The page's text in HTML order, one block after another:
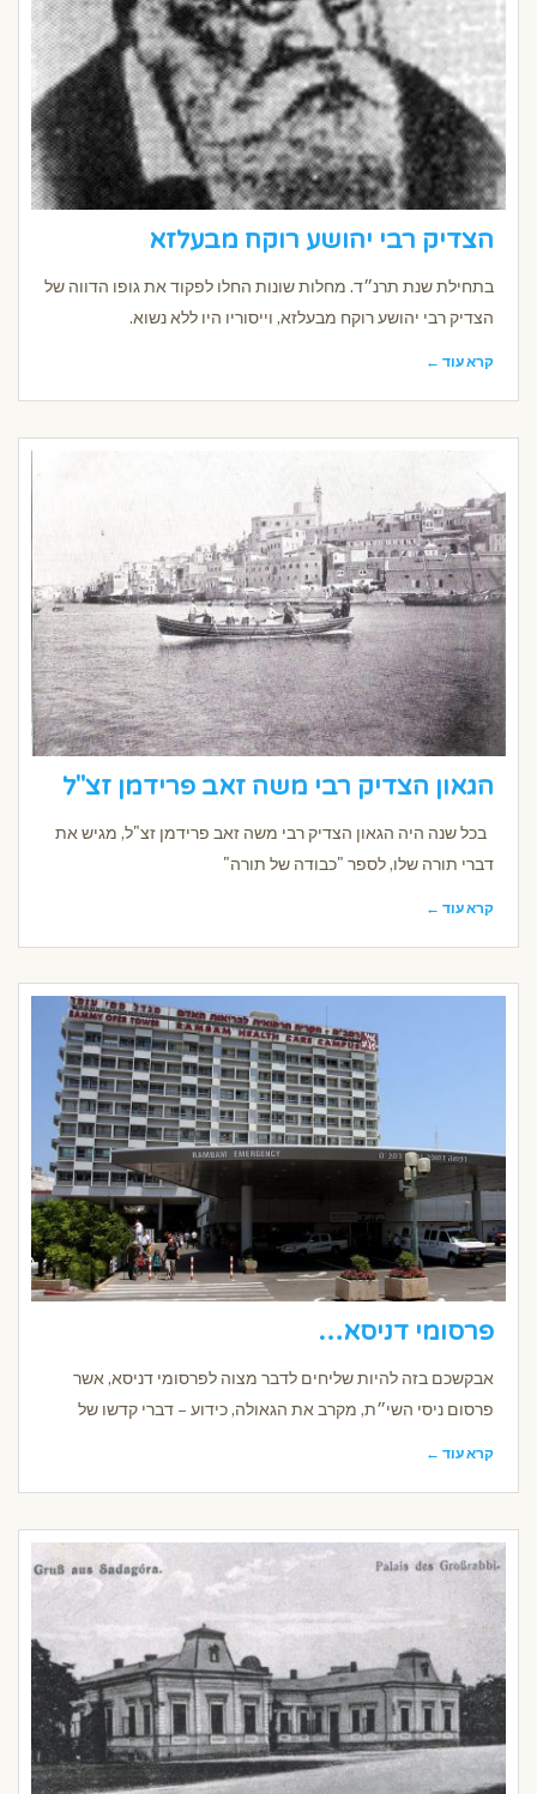
הצדיק רבי יהושע רוקח מבעלזא
בתחילת שנת תרנ״ד. מחלות שונות החלו לפקוד את גופו הדווה של
הצדיק רבי יהושע רוקח מבעלזא, וייסוריו היו ללא נשוא.
קרא עוד ←
הגאון הצדיק רבי משה זאב פרידמן זצ"ל
בכל שנה היה הגאון הצדיק רבי משה זאב פרידמן זצ"ל, מגיש את
דברי תורה שלו, לספר "כבודה של תורה"
קרא עוד ←
פרסומי דניסא…
אבקשכם בזה להיות שליחים לדבר מצוה לפרסומי דניסא, אשר
פרסום ניסי השי״ת, מקרב את הגאולה, כידוע – דברי קדשו של
קרא עוד ←